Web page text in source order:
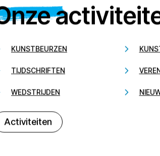
KUNSTBEURZEN
TIJDSCHRIFTEN
WEDSTRIJDEN
Activiteiten